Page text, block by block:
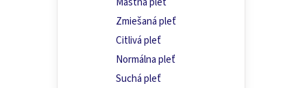
Zmiešaná pleť
Citlivá pleť
Normálna pleť
Suchá pleť